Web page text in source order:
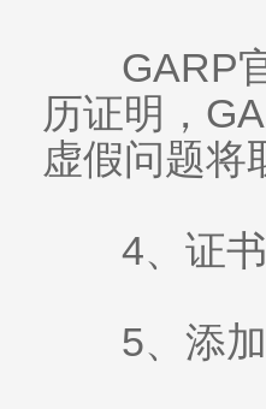
GARP
历证明，
虚假问题将
4、证书
5、添加